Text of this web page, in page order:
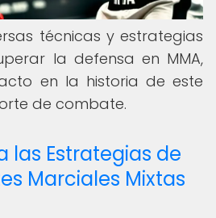
técnicas y estrategias
la defensa en MMA,
en la historia de este
de combate.
las Estrategias de
Marciales Mixtas